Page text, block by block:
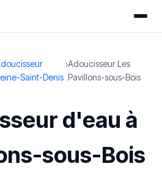
Saint-Denis
›Adoucisseur Les
Pavillons-sous-Bois
d'eau à
sous-Bois